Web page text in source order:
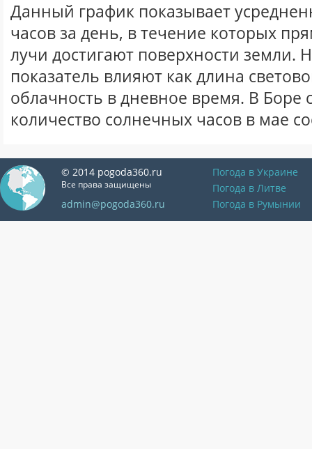
Данный график показывает
часов за день, в течение которых
лучи достигают поверхности земли.
показатель влияют как длина
облачность в дневное время. В Боре
количество солнечных часов в мае
© 2014 pogoda360.ru
Все права защищены
admin@pogoda360.ru
Погода в Украине
Погода в Литве
Погода в Румынии